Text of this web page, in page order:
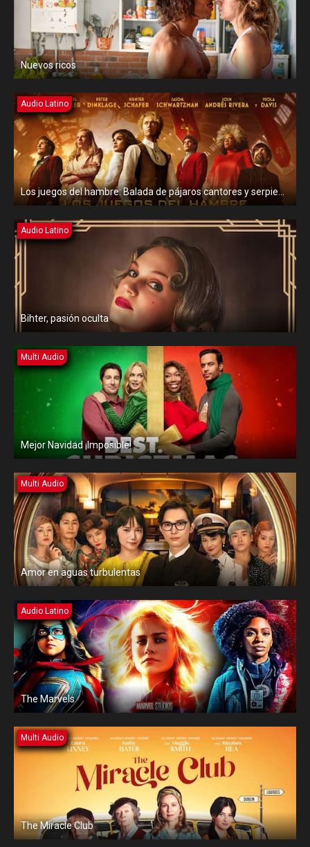
Nuevos ricos
Audio Latino
Los juegos del hambre: Balada de pájaros cantores y serpientes
Audio Latino
Bihter, pasión oculta
Multi Audio
Mejor Navidad ¡Imposible!
Multi Audio
Amor en aguas turbulentas
Audio Latino
The Marvels
Multi Audio
The Miracle Club